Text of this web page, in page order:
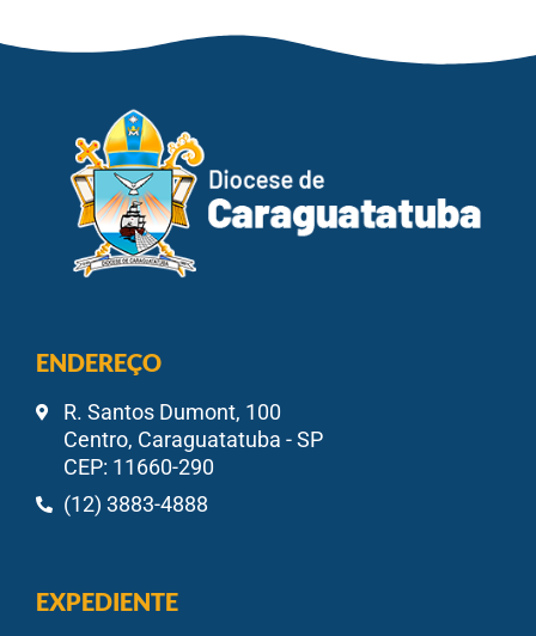
ENDEREÇO
R. Santos Dumont, 100
Centro, Caraguatatuba - SP
CEP: 11660-290
(12) 3883-4888
EXPEDIENTE